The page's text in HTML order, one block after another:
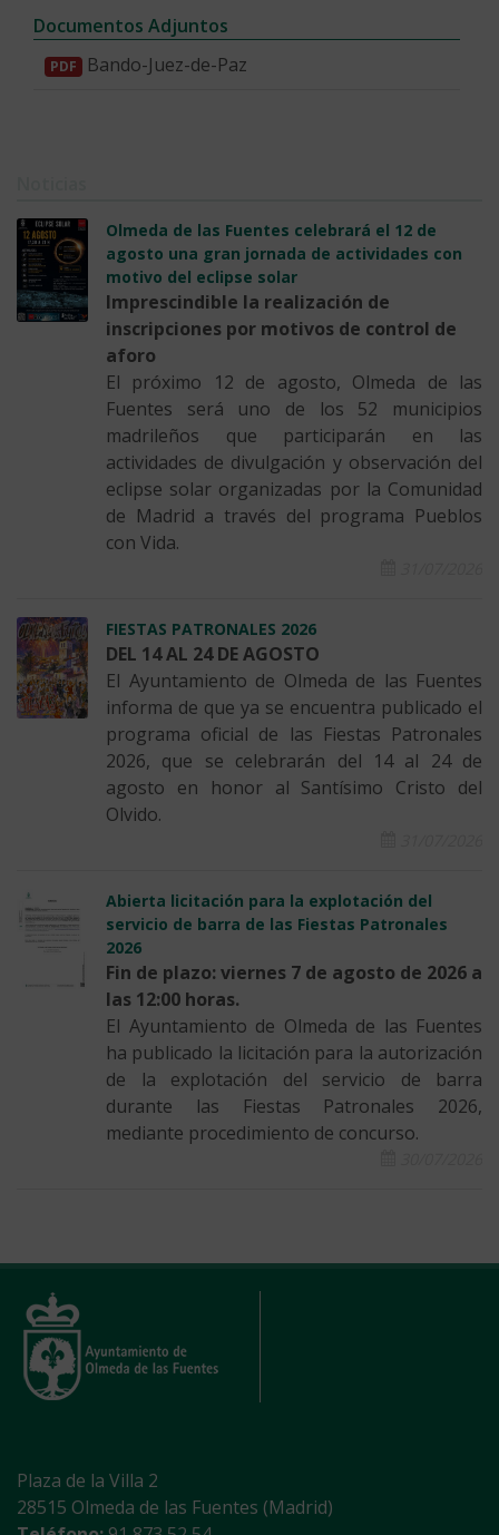
Documentos Adjuntos
PDF Bando-Juez-de-Paz
Olmeda de las Fuentes celebrará el 12 de
agosto una gran jornada de actividades con
motivo del eclipse solar
Imprescindible la realización de
inscripciones por motivos de control de
aforo
El próximo 12 de agosto, Olmeda de las
Fuentes será uno de los 52 municipios
madrileños que participarán en las
actividades de divulgación y observación del
eclipse solar organizadas por la Comunidad
de Madrid a través del programa Pueblos
con Vida.
FIESTAS PATRONALES 2026
DEL 14 AL 24 DE AGOSTO
El Ayuntamiento de Olmeda de las Fuentes
informa de que ya se encuentra publicado el
programa oficial de las Fiestas Patronales
2026, que se celebrarán del 14 al 24 de
agosto en honor al Santísimo Cristo del
Olvido.
Abierta licitación para la explotación del
servicio de barra de las Fiestas Patronales
2026
Fin de plazo: viernes 7 de agosto de 2026 a
las 12:00 horas.
El Ayuntamiento de Olmeda de las Fuentes
ha publicado la licitación para la autorización
de la explotación del servicio de barra
durante las Fiestas Patronales 2026,
mediante procedimiento de concurso.
Plaza de la Villa 2
28515 Olmeda de las Fuentes (Madrid)